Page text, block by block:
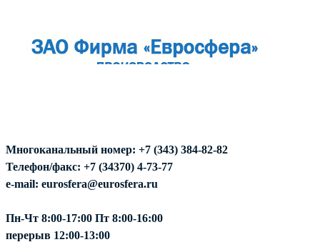
Многоканальный номер: +7 (343) 384-82-82
Телефон/факс: +7 (34370) 4-73-77
e-mail: eurosfera@eurosfera.ru
Пн-Чт 8:00-17:00 Пт 8:00-16:00
перерыв 12:00-13:00